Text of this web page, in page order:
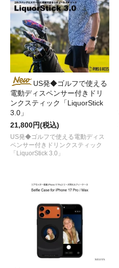
US発◆ゴルフで使える
電動ディスペンサー付きドリ
ンクスティック「LiquorStick
3.0」
21,800円(税込)
US発◆ゴルフで使える電動ディス
ペンサー付きドリンクスティック
「LiquorStick 3.0」